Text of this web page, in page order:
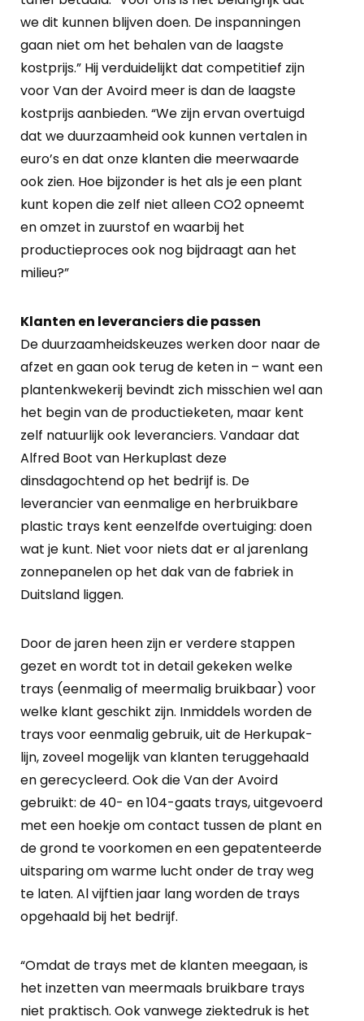
we dit kunnen blijven doen. De inspanningen
gaan niet om het behalen van de laagste
kostprijs.” Hij verduidelijkt dat competitief zijn
voor Van der Avoird meer is dan de laagste
kostprijs aanbieden. “We zijn ervan overtuigd
dat we duurzaamheid ook kunnen vertalen in
euro’s en dat onze klanten die meerwaarde
ook zien. Hoe bijzonder is het als je een plant
kunt kopen die zelf niet alleen CO2 opneemt
en omzet in zuurstof en waarbij het
productieproces ook nog bijdraagt aan het
milieu?”
Klanten en leveranciers die passen
De duurzaamheidskeuzes werken door naar de
afzet en gaan ook terug de keten in – want een
plantenkwekerij bevindt zich misschien wel aan
het begin van de productieketen, maar kent
zelf natuurlijk ook leveranciers. Vandaar dat
Alfred Boot van Herkuplast deze
dinsdagochtend op het bedrijf is. De
leverancier van eenmalige en herbruikbare
plastic trays kent eenzelfde overtuiging: doen
wat je kunt. Niet voor niets dat er al jarenlang
zonnepanelen op het dak van de fabriek in
Duitsland liggen.
Door de jaren heen zijn er verdere stappen
gezet en wordt tot in detail gekeken welke
trays (eenmalig of meermalig bruikbaar) voor
welke klant geschikt zijn. Inmiddels worden de
trays voor eenmalig gebruik, uit de Herkupak-
lijn, zoveel mogelijk van klanten teruggehaald
en gerecycleerd. Ook die Van der Avoird
gebruikt: de 40- en 104-gaats trays, uitgevoerd
met een hoekje om contact tussen de plant en
de grond te voorkomen en een gepatenteerde
uitsparing om warme lucht onder de tray weg
te laten. Al vijftien jaar lang worden de trays
opgehaald bij het bedrijf.
“Omdat de trays met de klanten meegaan, is
het inzetten van meermaals bruikbare trays
niet praktisch. Ook vanwege ziektedruk is het